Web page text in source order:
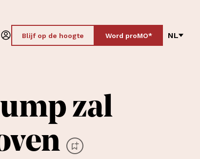
Blijf op de hoogte Word proMO* NL
zal